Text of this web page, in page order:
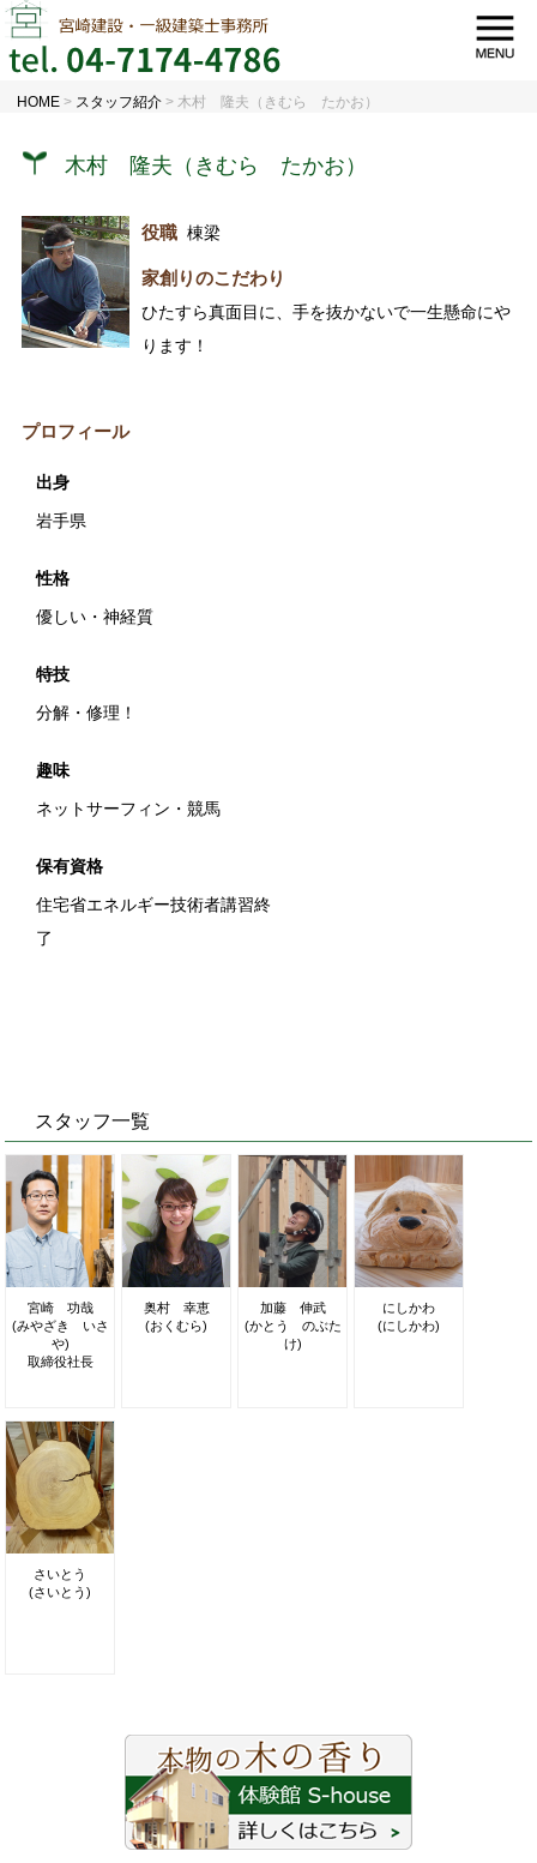
HOME > スタッフ紹介 > 木村 隆夫（きむら たかお）
木村 隆夫（きむら たかお）
役職 棟梁
家創りのこだわり
ひたすら真面目に、手を抜かないで一生懸命にや
ります！
プロフィール
出身
岩手県
性格
優しい・神経質
特技
分解・修理！
趣味
ネットサーフィン・競馬
保有資格
住宅省エネルギー技術者講習終
了
スタッフ一覧
宮崎 功哉
(みやざき いさ
や)
取締役社長
奥村 幸恵
(おくむら)
加藤 伸武
(かとう のぶた
け)
にしかわ
(にしかわ)
さいとう
(さいとう)